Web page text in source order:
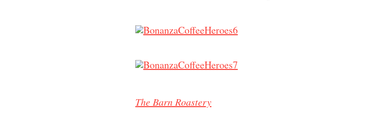
The Barn Roastery